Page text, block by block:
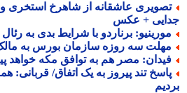
عاشقانه از شاهرخ استخری و
+ عکس
برناردو با شرایط بدی به رئال
سه روزه سازمان بورس به مالک
مصر هم به توافق مکه خواهد
تند پیروز به یک اتفاق/ قربانی: